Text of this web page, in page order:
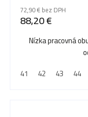
72,90 € bez DPH
88,20 €
Nízka pracovná
41
42 43 44